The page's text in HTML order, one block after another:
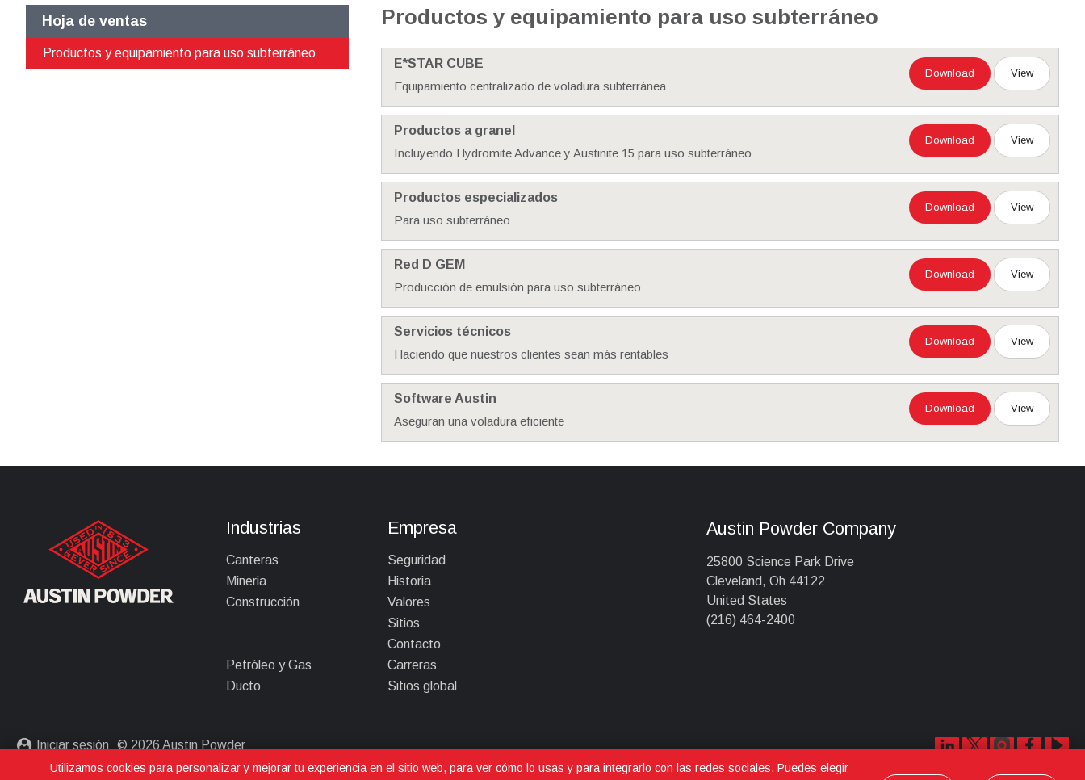
Hoja de ventas
Productos y equipamiento para uso subterráneo
Productos y equipamiento para uso subterráneo
E*STAR CUBE
Equipamiento centralizado de voladura subterránea
Download View
Productos a granel
Incluyendo Hydromite Advance y Austinite 15 para uso subterráneo
Download View
Productos especializados
Para uso subterráneo
Download View
Red D GEM
Producción de emulsión para uso subterráneo
Download View
Servicios técnicos
Haciendo que nuestros clientes sean más rentables
Download View
Software Austin
Aseguran una voladura eficiente
Download View
Industrias
Canteras
Mineria
Construcción
Petróleo y Gas
Ducto
Empresa
Seguridad
Historia
Valores
Sitios
Contacto
Carreras
Sitios global
Austin Powder Company
25800 Science Park Drive
Cleveland, Oh 44122
United States
(216) 464-2400
Iniciar sesión © 2026 Austin Powder
Política de privacidad Términos y condiciones
Utilizamos cookies para personalizar y mejorar tu experiencia en el sitio web, para ver cómo lo usas y para integrarlo con las redes sociales. Puedes elegir